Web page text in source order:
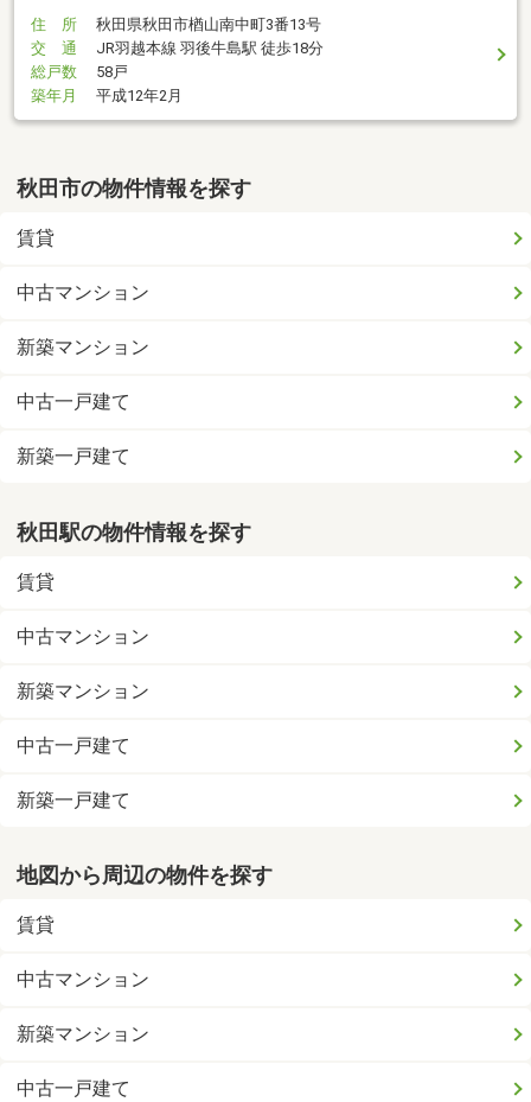
住 所
秋田県秋田市楢山南中町3番13号
交 通
JR羽越本線 羽後牛島駅 徒歩18分
総戸数
58戸
築年月
平成12年2月
秋田市の物件情報を探す
賃貸
中古マンション
新築マンション
中古一戸建て
新築一戸建て
秋田駅の物件情報を探す
賃貸
中古マンション
新築マンション
中古一戸建て
新築一戸建て
地図から周辺の物件を探す
賃貸
中古マンション
新築マンション
中古一戸建て